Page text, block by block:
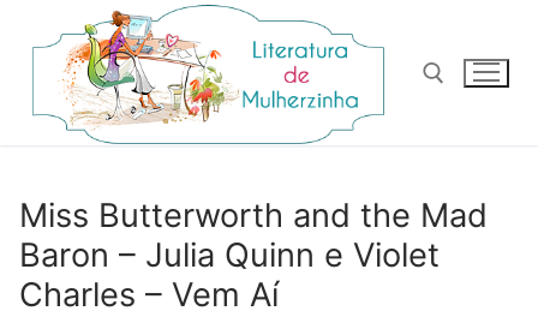
para
conteúdo
Miss Butterworth and the Mad
Baron – Julia Quinn e Violet
Charles – Vem Aí